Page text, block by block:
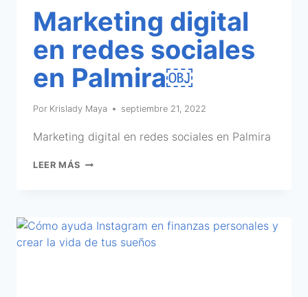
Marketing digital
en redes sociales
en Palmira￼
Por Krislady Maya septiembre 21, 2022
Marketing digital en redes sociales en Palmira
LEER MÁS